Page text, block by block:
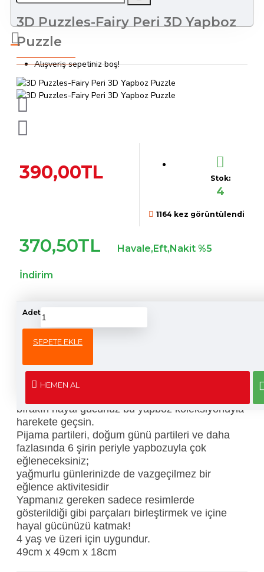
Alışveriş sepetiniz boş!
3D Puzzles-Fairy Peri 3D Yapboz
Puzzle
390,00TL Stok:
4
1164 kez görüntülendi
370,50TL Havale,Eft,Nakit %5
İndirim
Adet
SEPETE EKLE
HEMEN AL
ÜRÜN BILGISI
eğleneceksiniz
Üç boyutlu yapbozla harika periler diyarı oyun
bırakın hayal gücünüz bu yapboz koleksiyonuyla
harekete geçsin.
Pijama partileri, doğum günü partileri ve daha
fazlasında 6 şirin periyle yapbozuyla çok
eğleneceksiniz;
yağmurlu günlerinizde de vazgeçilmez bir
eğlence aktivitesidir
Yapmanız gereken sadece resimlerde
gösterildiği gibi parçaları birleştirmek ve içine
hayal gücünüzü katmak!
4 yaş ve üzeri için uygundur.
49cm x 49cm x 18cm